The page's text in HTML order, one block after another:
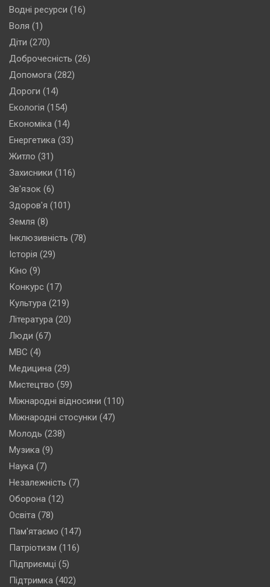
Водні ресурси (16)
Воля (1)
Діти (270)
Доброчесність (26)
Допомога (282)
Дороги (14)
Екологія (154)
Економіка (14)
Енергетика (33)
Житло (31)
Захисники (116)
Зв'язок (6)
Здоров'я (101)
Земля (8)
Інклюзивність (78)
Історія (29)
Кіно (9)
Конкурс (17)
Культура (219)
Література (20)
Люди (67)
МВС (4)
Медицина (29)
Мистецтво (59)
Міжнародні відносини (110)
Міжнародні стосунки (47)
Молодь (238)
Музика (9)
Наука (7)
Незалежність (7)
Оборона (12)
Освіта (78)
Пам'ятаємо (147)
Патріотизм (116)
Підприємці (5)
Підтримка (402)